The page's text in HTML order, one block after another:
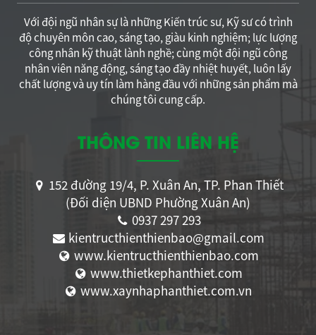
Với đội ngũ nhân sự là những Kiến trúc sư, Kỹ sư có trình
độ chuyên môn cao, sáng tạo, giàu kinh nghiệm; lực lượng
công nhân kỹ thuật lành nghề; cùng một đội ngũ công
nhân viên năng động, sáng tạo đầy nhiệt huyết, luôn lấy
chất lượng và uy tín làm hàng đầu với những sản phẩm mà
chúng tôi cung cấp.
THÔNG TIN LIÊN HỆ
152 đường 19/4, P. Xuân An, TP. Phan Thiết
(Đối diện UBND Phường Xuân An)
0937 297 293
kientructhienthienbao@gmail.com
www.kientructhienthienbao.com
www.thietkephanthiet.com
www.xaynhaphanthiet.com.vn